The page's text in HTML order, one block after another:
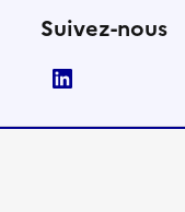
Suivez-nous